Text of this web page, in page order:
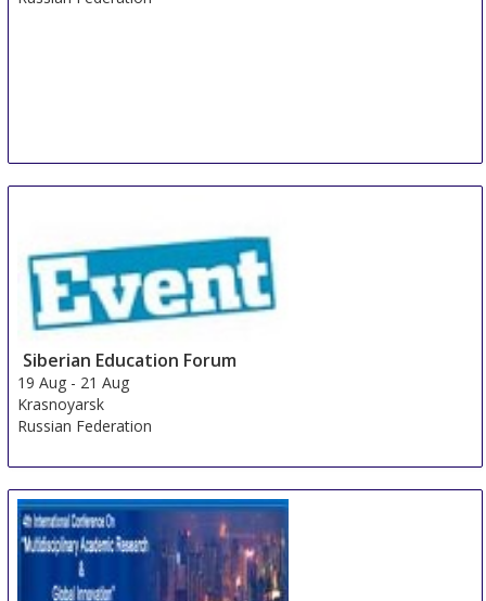
Siberian Education Forum
19 Aug - 21 Aug
Krasnoyarsk
Russian Federation